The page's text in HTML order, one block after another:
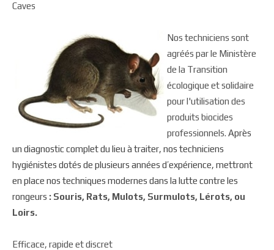
Caves
Nos techniciens sont
agréés par le Ministère
de la Transition
écologique et solidaire
pour l'utilisation des
produits biocides
professionnels. Après
un diagnostic complet du lieu à traiter, nos techniciens
hygiénistes dotés de plusieurs années d’expérience, mettront
en place nos techniques modernes dans la lutte contre les
rongeurs : Souris, Rats, Mulots, Surmulots, Lérots, ou
Loirs.
Efficace, rapide et discret